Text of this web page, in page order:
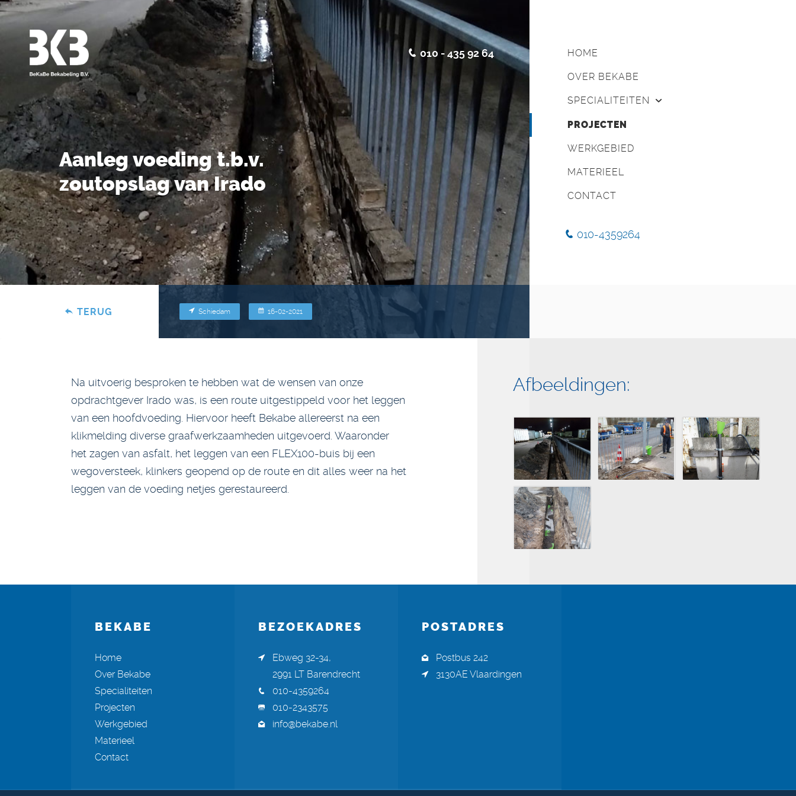
010 - 435 92 64
Aanleg voeding t.b.v.
zoutopslag van Irado
HOME
OVER BEKABE
SPECIALITEITEN
Bovengronds kabelwerk
Hoogspannings kabelwerk
Glasvezel- en datanetwerken
Gestuurde boringen
PROJECTEN
WERKGEBIED
MATERIEEL
CONTACT
010-4359264
TERUG Schiedam 16-02-2021
Na uitvoerig besproken te hebben wat de wensen van onze
opdrachtgever Irado was, is een route uitgestippeld voor het leggen
van een hoofdvoeding. Hiervoor heeft Bekabe allereerst na een
klikmelding diverse graafwerkzaamheden uitgevoerd. Waaronder
het zagen van asfalt, het leggen van een FLEX100-buis bij een
wegoversteek, klinkers geopend op de route en dit alles weer na het
leggen van de voeding netjes gerestaureerd.
Afbeeldingen:
BEKABE
Home
Over Bekabe
Specialiteiten
Projecten
Werkgebied
Materieel
Contact
BEZOEKADRES
Ebweg 32-34,
2991 LT Barendrecht
010-4359264
010-2343575
info@bekabe.nl
POSTADRES
Postbus 242
3130AE Vlaardingen